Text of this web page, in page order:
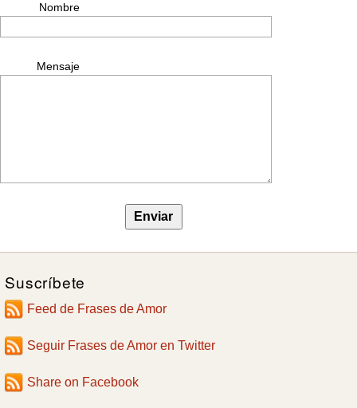
Nombre
Mensaje
Suscríbete
Feed de Frases de Amor
Seguir Frases de Amor en Twitter
Share on Facebook